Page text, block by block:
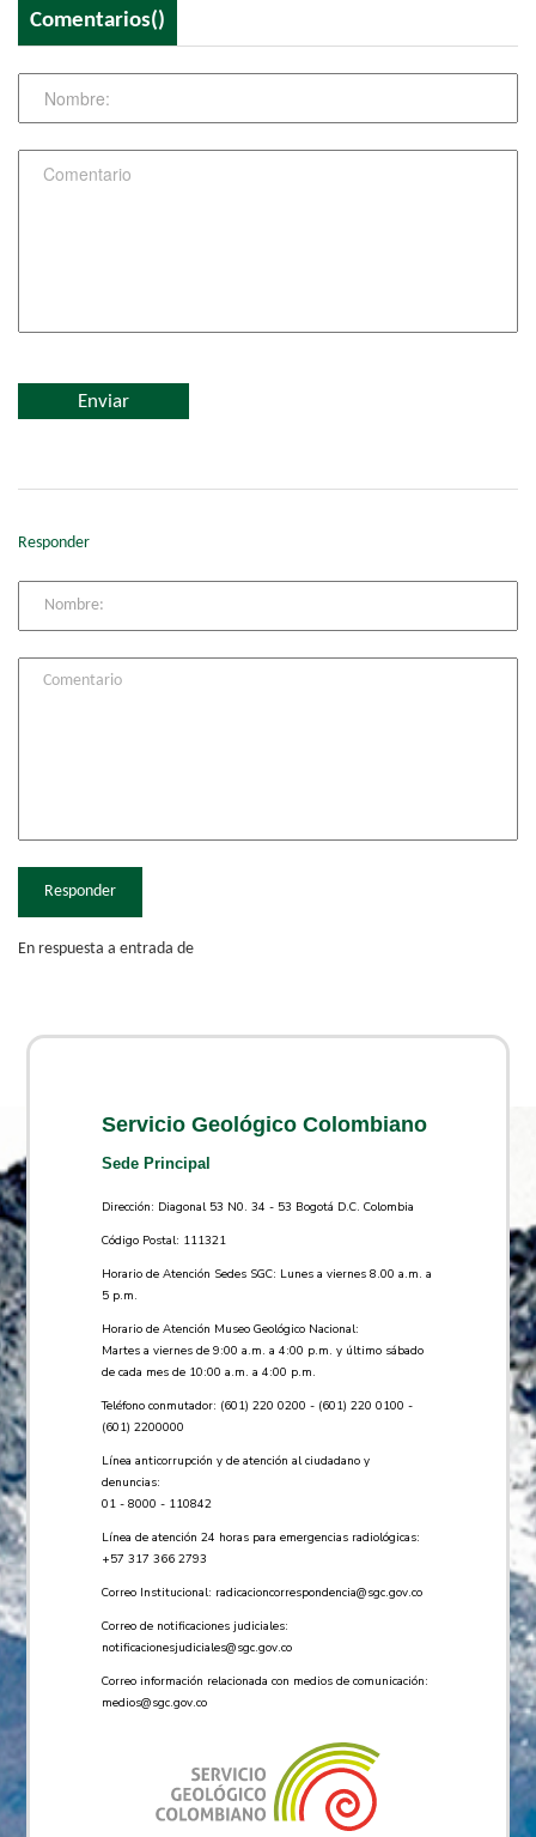
Comentarios()
Responder
Responder
En respuesta a entrada de
Servicio Geológico Colombiano
Sede Principal
Dirección: Diagonal 53 N0. 34 - 53 Bogotá D.C. Colombia
Código Postal: 111321
Horario de Atención Sedes SGC: Lunes a viernes 8.00 a.m. a
5 p.m.
Horario de Atención Museo Geológico Nacional:
Martes a viernes de 9:00 a.m. a 4:00 p.m. y último sábado
de cada mes de 10:00 a.m. a 4:00 p.m.
Teléfono conmutador: (601) 220 0200 - (601) 220 0100 -
(601) 2200000
Línea anticorrupción y de atención al ciudadano y
denuncias:
01 - 8000 - 110842
Línea de atención 24 horas para emergencias radiológicas:
+57 ​317 366 2793
Correo Institucional: radicacioncorrespondencia@sgc.gov.co
Correo de notificaciones judiciales:
notificacionesjudiciales@sgc.gov.co
Correo información relacionada con medios de comunicación:
medios@sgc.gov.co